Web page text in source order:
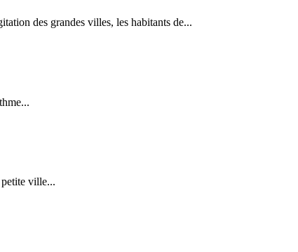
des grandes villes, les habitants de...
ville...